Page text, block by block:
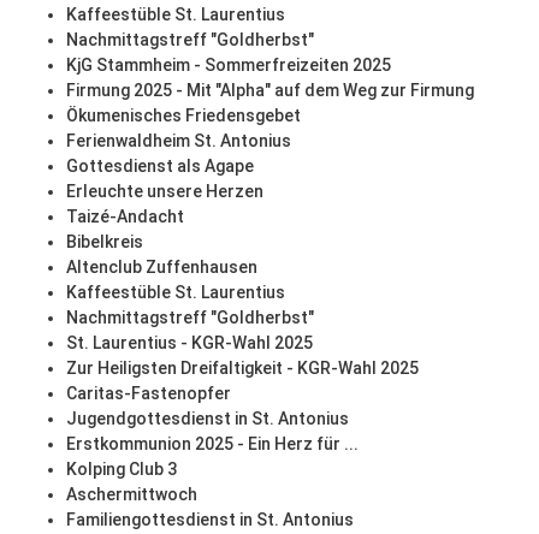
Kaffeestüble St. Laurentius
Nachmittagstreff "Goldherbst"
KjG Stammheim - Sommerfreizeiten 2025
Firmung 2025 - Mit "Alpha" auf dem Weg zur Firmung
Ökumenisches Friedensgebet
Ferienwaldheim St. Antonius
Gottesdienst als Agape
Erleuchte unsere Herzen
Taizé-Andacht
Bibelkreis
Altenclub Zuffenhausen
Kaffeestüble St. Laurentius
Nachmittagstreff "Goldherbst"
St. Laurentius - KGR-Wahl 2025
Zur Heiligsten Dreifaltigkeit - KGR-Wahl 2025
Caritas-Fastenopfer
Jugendgottesdienst in St. Antonius
Erstkommunion 2025 - Ein Herz für ...
Kolping Club 3
Aschermittwoch
Familiengottesdienst in St. Antonius